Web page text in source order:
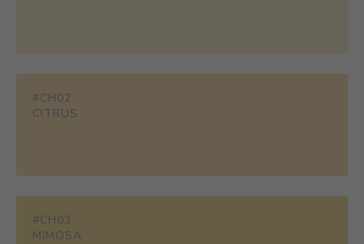
#CH02
CITRUS
#CH03
MIMOSA